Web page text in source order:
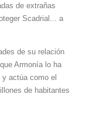
de extrañas
Scadrial... a
de su relación
Armonía lo ha
actúa como el
de habitantes